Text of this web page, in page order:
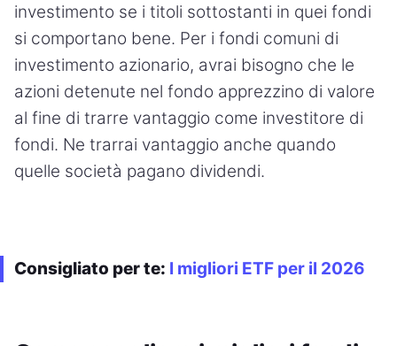
investimento se i titoli sottostanti in quei fondi
si comportano bene. Per i fondi comuni di
investimento azionario, avrai bisogno che le
azioni detenute nel fondo apprezzino di valore
al fine di trarre vantaggio come investitore di
fondi. Ne trarrai vantaggio anche quando
quelle società pagano dividendi.
Consigliato per te: I migliori ETF per il 2026